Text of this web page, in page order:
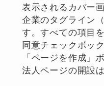
表示されるカバー
企業のタグライン
す。すべての項目
同意チェックボッ
「ページを作成」
法人ページの開設